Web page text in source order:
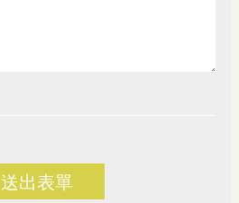
送出表單